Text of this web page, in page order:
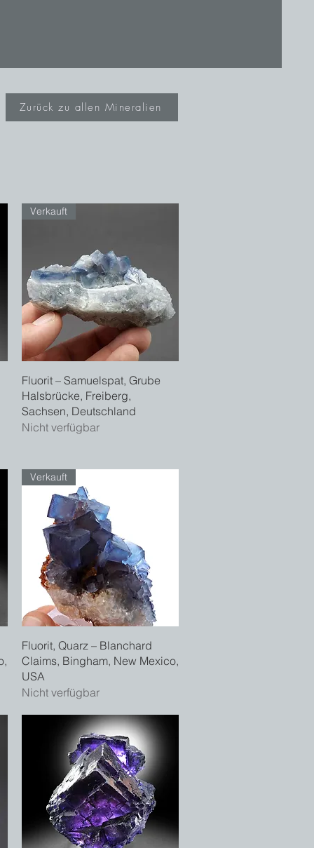
Zurück zu allen Mineralien
Schnellansicht
Verkauft
Fluorit – Samuelspat, Grube
Halsbrücke, Freiberg,
Sachsen, Deutschland
Nicht verfügbar
Schnellansicht
Verkauft
Fluorit, Quarz – Blanchard
Claims, Bingham, New Mexico,
USA
Nicht verfügbar